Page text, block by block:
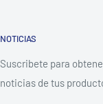
NOTICIAS
Suscribete para
noticias de tus